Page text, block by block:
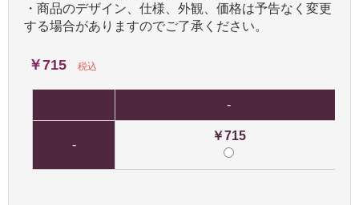
・商品のデザイン、仕様、外観、価格は予告なく変更
する場合がありますのでご了承ください。
￥715 税込
-
-
￥715